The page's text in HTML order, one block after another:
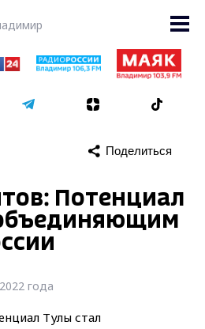
Поделиться
Потенциал
года